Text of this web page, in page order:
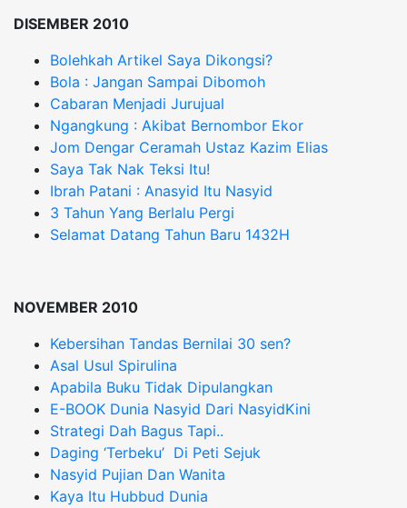
DISEMBER 2010
Bolehkah Artikel Saya Dikongsi?
Bola : Jangan Sampai Dibomoh
Cabaran Menjadi Jurujual
Ngangkung : Akibat Bernombor Ekor
Jom Dengar Ceramah Ustaz Kazim Elias
Saya Tak Nak Teksi Itu!
Ibrah Patani : Anasyid Itu Nasyid
3 Tahun Yang Berlalu Pergi
Selamat Datang Tahun Baru 1432H
NOVEMBER 2010
Kebersihan Tandas Bernilai 30 sen?
Asal Usul Spirulina
Apabila Buku Tidak Dipulangkan
E-BOOK Dunia Nasyid Dari NasyidKini
Strategi Dah Bagus Tapi..
Daging ‘Terbeku’ Di Peti Sejuk
Nasyid Pujian Dan Wanita
Kaya Itu Hubbud Dunia